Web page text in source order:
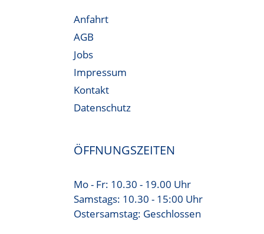
Anfahrt
AGB
Jobs
Impressum
Kontakt
Datenschutz
ÖFFNUNGSZEITEN
Mo - Fr: 10.30 - 19.00 Uhr
Samstags: 10.30 - 15:00 Uhr
Ostersamstag: Geschlossen